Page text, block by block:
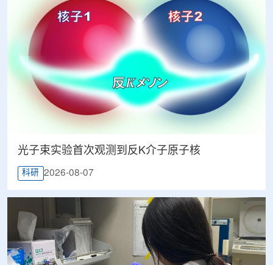
光子束实验首次观测到反K介子原子核
科研 2026-08-07